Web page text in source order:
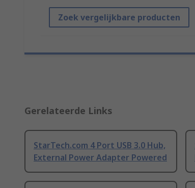
Zoek vergelijkbare producten
Gerelateerde Links
StarTech.com 4 Port USB 3.0 Hub,
External Power Adapter Powered